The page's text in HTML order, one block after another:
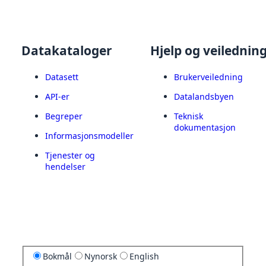
Datakataloger
Datasett
API-er
Begreper
Informasjonsmodeller
Tjenester og
hendelser
Hjelp og
Brukerveiledning
Datalandsbyen
Teknisk
dokumentasjon
Bokmål Nynorsk English